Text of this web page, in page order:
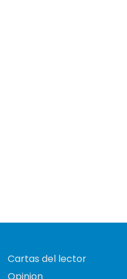
Cartas del lector
Opinion